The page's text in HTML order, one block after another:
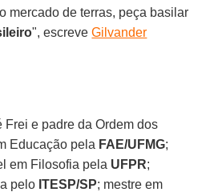
mercado de terras, peça basilar
", escreveGilvander
Frei e padre da Ordem dos
Educação pela FAE/UFMG;
em Filosofia pela UFPR;
pelo ITESP/SP; mestre em